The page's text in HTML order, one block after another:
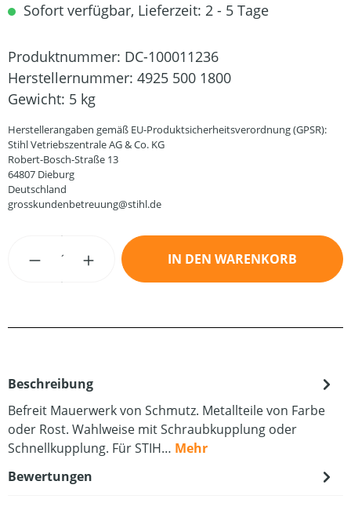
Sofort verfügbar, Lieferzeit: 2 - 5 Tage
Produktnummer: DC-100011236
Herstellernummer: 4925 500 1800
Gewicht: 5 kg
Herstellerangaben gemäß EU-Produktsicherheitsverordnung (GPSR):
Stihl Vetriebszentrale AG & Co. KG
Robert-Bosch-Straße 13
64807 Dieburg
Deutschland
grosskundenbetreuung@stihl.de
Produkt Anzahl: Gib den gewünschten
IN DEN WARENKORB
Beschreibung
Befreit Mauerwerk von Schmutz. Metallteile von Farbe
oder Rost. Wahlweise mit Schraubkupplung oder
Schnellkupplung. Für STIH… Mehr
Bewertungen